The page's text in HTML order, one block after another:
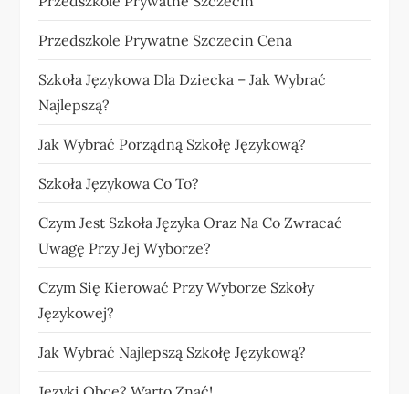
Przedszkole Prywatne Szczecin Cena
Szkoła Językowa Dla Dziecka – Jak Wybrać
Najlepszą?
Jak Wybrać Porządną Szkołę Językową?
Szkoła Językowa Co To?
Czym Jest Szkoła Języka Oraz Na Co Zwracać
Uwagę Przy Jej Wyborze?
Czym Się Kierować Przy Wyborze Szkoły
Językowej?
Jak Wybrać Najlepszą Szkołę Językową?